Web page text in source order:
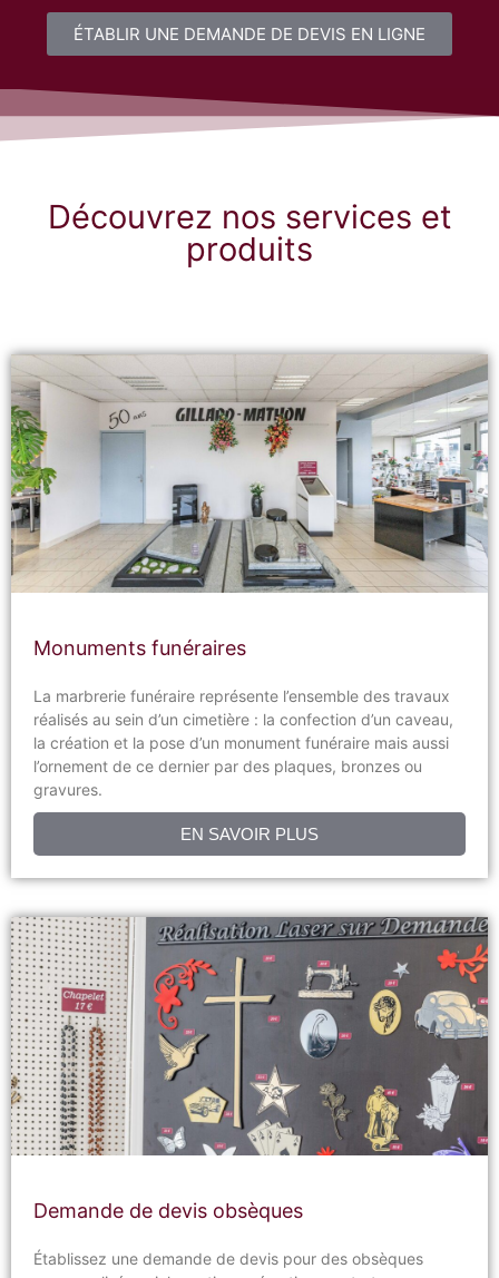
ÉTABLIR UNE DEMANDE DE DEVIS EN LIGNE
Découvrez nos services et
produits
Monuments funéraires
La marbrerie funéraire représente l’ensemble des travaux
réalisés au sein d’un cimetière : la confection d’un caveau,
la création et la pose d’un monument funéraire mais aussi
l’ornement de ce dernier par des plaques, bronzes ou
gravures.
EN SAVOIR PLUS
Demande de devis obsèques
Établissez une demande de devis pour des obsèques